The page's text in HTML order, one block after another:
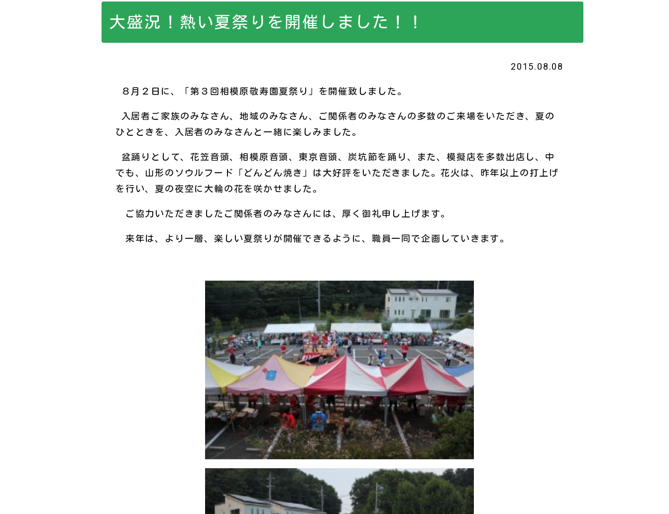
大盛況！熱い夏祭りを開催しました！！
2015.08.08
８月２日に、「第３回相模原敬寿園夏祭り」を開催致しました。
入居者ご家族のみなさん、地域のみなさん、ご関係者のみなさんの多数のご来場をいただき、夏の
ひとときを、入居者のみなさんと一緒に楽しみました。
盆踊りとして、花笠音頭、相模原音頭、東京音頭、炭坑節を踊り、また、模擬店を多数出店し、中
でも、山形のソウルフード「どんどん焼き」は大好評をいただきました。花火は、昨年以上の打上げ
を行い、夏の夜空に大輪の花を咲かせました。
ご協力いただきましたご関係者のみなさんには、厚く御礼申し上げます。
来年は、より一層、楽しい夏祭りが開催できるように、職員一同で企画していきます。